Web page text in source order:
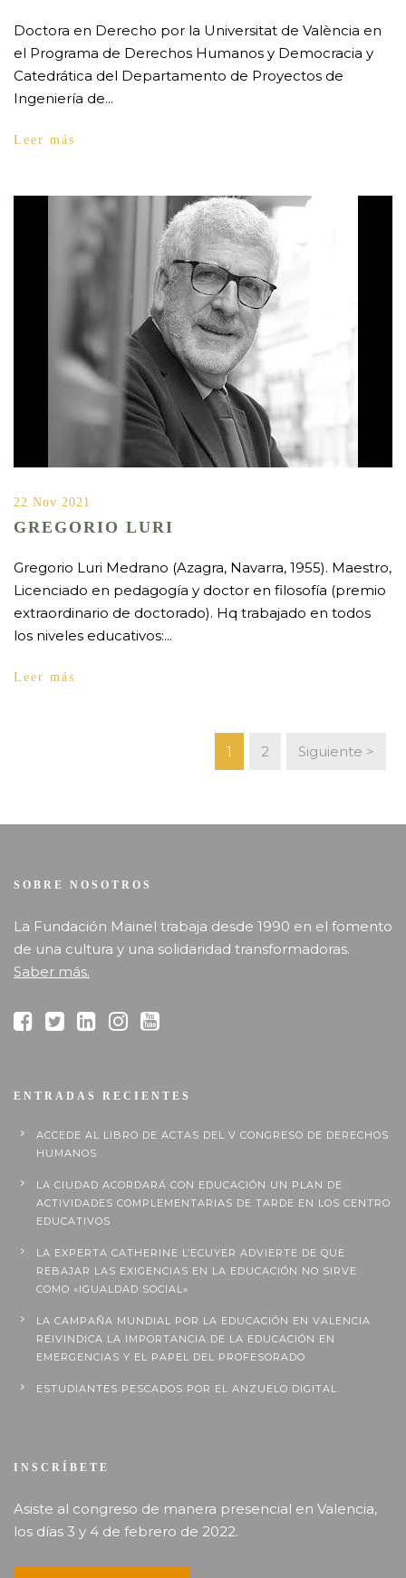
Doctora en Derecho por la Universitat de València en
el Programa de Derechos Humanos y Democracia y
Catedrática del Departamento de Proyectos de
Ingeniería de...
Leer más
22 Nov 2021
GREGORIO LURI
Gregorio Luri Medrano (Azagra, Navarra, 1955). Maestro,
Licenciado en pedagogía y doctor en filosofía (premio
extraordinario de doctorado). Hq trabajado en todos
los niveles educativos:...
Leer más
1 2 Siguiente >
SOBRE NOSOTROS
La Fundación Mainel trabaja desde 1990 en el fomento
de una cultura y una solidaridad transformadoras.
Saber más.
ENTRADAS RECIENTES
ACCEDE AL LIBRO DE ACTAS DEL V CONGRESO DE DERECHOS
HUMANOS
LA CIUDAD ACORDARÁ CON EDUCACIÓN UN PLAN DE
ACTIVIDADES COMPLEMENTARIAS DE TARDE EN LOS CENTRO
EDUCATIVOS
LA EXPERTA CATHERINE L’ECUYER ADVIERTE DE QUE
REBAJAR LAS EXIGENCIAS EN LA EDUCACIÓN NO SIRVE
COMO «IGUALDAD SOCIAL»
LA CAMPAÑA MUNDIAL POR LA EDUCACIÓN EN VALENCIA
REIVINDICA LA IMPORTANCIA DE LA EDUCACIÓN EN
EMERGENCIAS Y EL PAPEL DEL PROFESORADO
ESTUDIANTES PESCADOS POR EL ANZUELO DIGITAL
INSCRÍBETE
Asiste al congreso de manera presencial en Valencia,
los días 3 y 4 de febrero de 2022.